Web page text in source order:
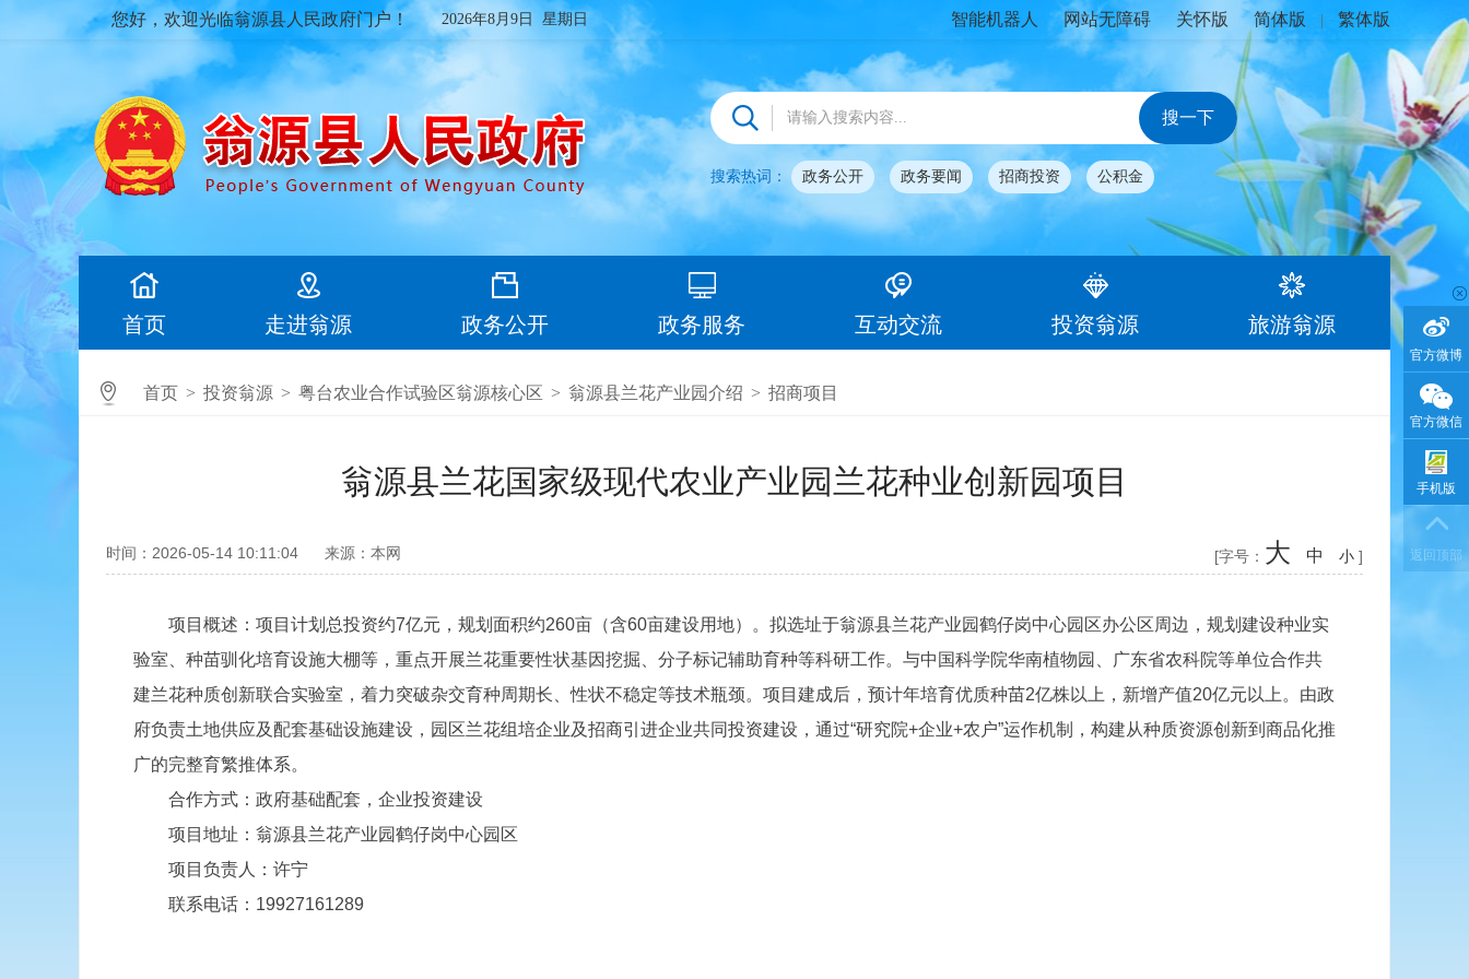
官方微博
官方微信
手机版
返回顶部
您好，欢迎光临翁源县人民政府门户！ 2026年8月9日 星期日 智能机器人 网站无障碍 关怀版 简体版 繁体版
搜索热词： 政务公开 政务要闻 招商投资 公积金
首页 走进翁源 政务公开 政务服务 互动交流 投资翁源 旅游翁源
首页 > 投资翁源 > 粤台农业合作试验区翁源核心区 > 翁源县兰花产业园介绍 > 招商项目
翁源县兰花国家级现代农业产业园兰花种业创新园项目
时间：2026-05-14 10:11:04 来源：本网 [字号： 大 中 小 ]
项目概述：项目计划总投资约7亿元，规划面积约260亩（含60亩建设用地）。拟选址于翁源县兰花产业园鹤仔岗中心园区办公区周边，规划建设种业实
验室、种苗驯化培育设施大棚等，重点开展兰花重要性状基因挖掘、分子标记辅助育种等科研工作。与中国科学院华南植物园、广东省农科院等单位合作共
建兰花种质创新联合实验室，着力突破杂交育种周期长、性状不稳定等技术瓶颈。项目建成后，预计年培育优质种苗2亿株以上，新增产值20亿元以上。由政
府负责土地供应及配套基础设施建设，园区兰花组培企业及招商引进企业共同投资建设，通过“研究院+企业+农户”运作机制，构建从种质资源创新到商品化推
广的完整育繁推体系。
合作方式：政府基础配套，企业投资建设
项目地址：翁源县兰花产业园鹤仔岗中心园区
项目负责人：许宁
联系电话：19927161289